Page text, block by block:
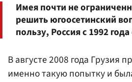
Имея почти не
решить югоосетинский
пользу, Россия с 1992
В августе 2008 года Грузия
именно такую попытку и